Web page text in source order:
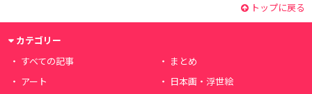
トップに戻る
カテゴリー
すべての記事
まとめ
アート
日本画・浮世絵